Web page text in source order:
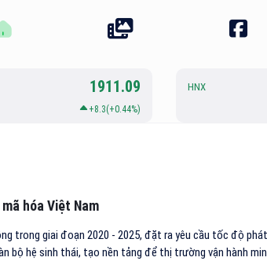
1911.09
+8.3(+0.44%)
HNX
hóa Việt Nam
trong giai đoạn 2020 - 2025, đặt ra yêu cầu tốc độ
bộ hệ sinh thái, tạo nền tảng để thị trường vận hành